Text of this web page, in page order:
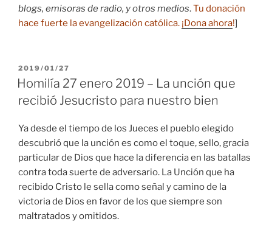
blogs, emisoras de radio, y otros medios.Tu donación
hace fuerte la evangelización católica. ¡Dona ahora!]
PUBLICADO
EL
2019/01/27
Homilía 27 enero 2019 – La unción que
recibió Jesucristo para nuestro bien
Ya desde el tiempo de los Jueces el pueblo elegido
descubrió que la unción es como el toque, sello, gracia
particular de Dios que hace la diferencia en las batallas
contra toda suerte de adversario. La Unción que ha
recibido Cristo le sella como señal y camino de la
victoria de Dios en favor de los que siempre son
maltratados y omitidos.